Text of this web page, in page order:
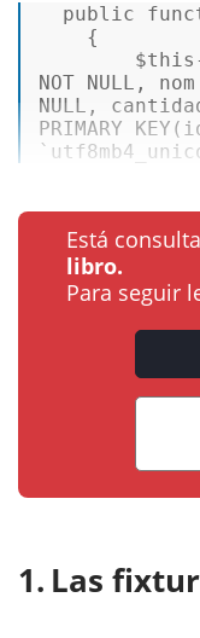
public
{
$this
NOT NULL, nom
NULL,
PRIMARY KEY
Está
libro.
Para seguir
Las